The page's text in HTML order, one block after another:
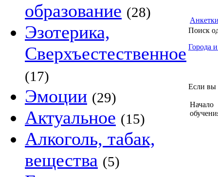
образование (28)
Эзотерика,
Сверхъестественное
(17)
Эмоции (29)
Актуальное (15)
Алкоголь, табак,
вещества (5)
Поиск
Города
Если вы
Начало